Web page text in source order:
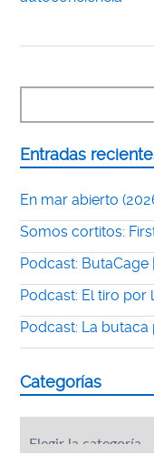
Entradas
En mar abierto
Somos cortitos:
Podcast:
Podcast: El tiro por
Podcast: La
Categorías